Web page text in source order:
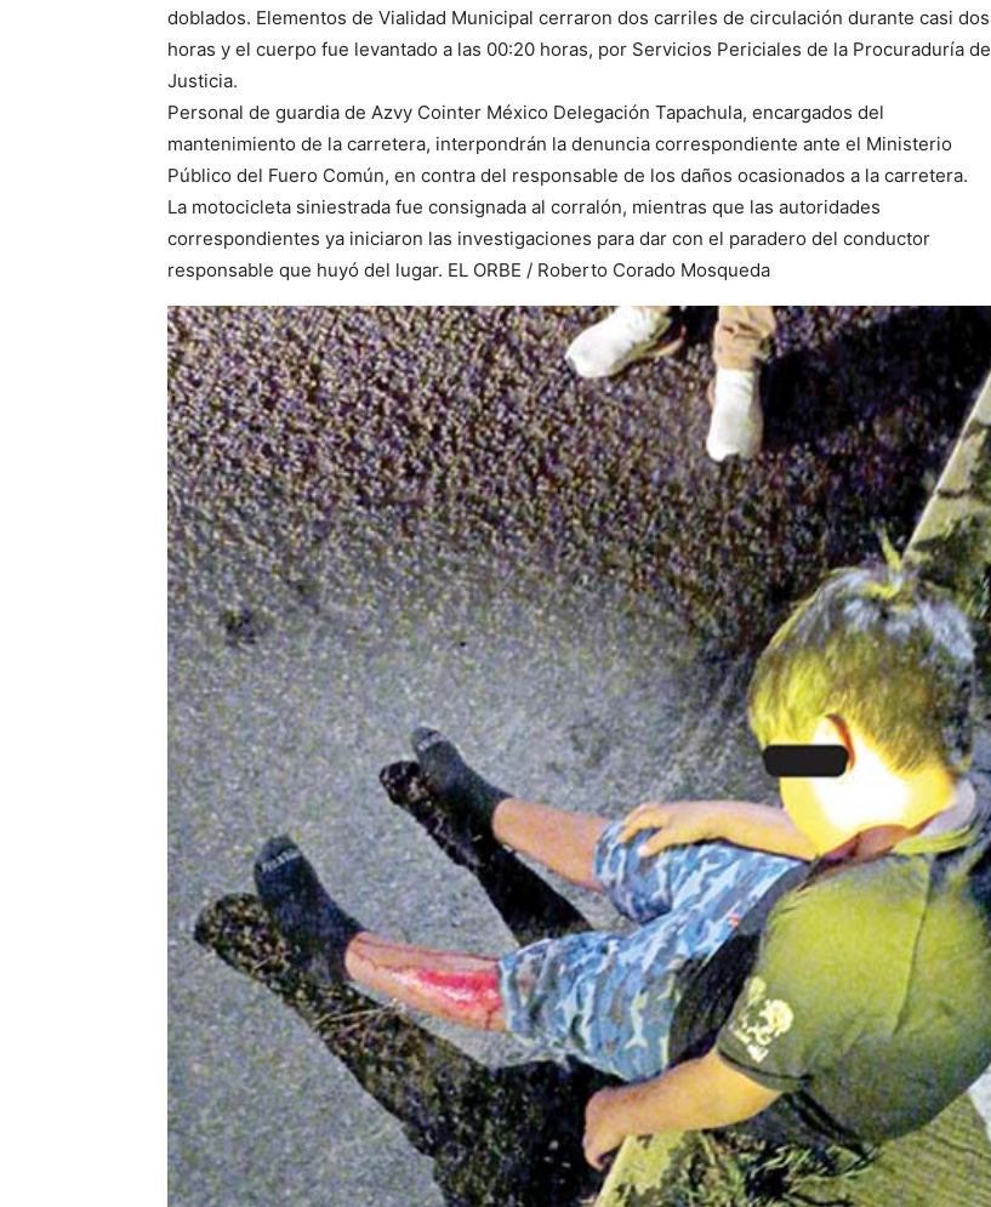
doblados. Elementos de Vialidad Municipal cerraron dos carriles de circulación durante casi dos
horas y el cuerpo fue levantado a las 00:20 horas, por Servicios Periciales de la Procuraduría de
Justicia.
Personal de guardia de Azvy Cointer México Delegación Tapachula, encargados del
mantenimiento de la carretera, interpondrán la denuncia correspondiente ante el Ministerio
Público del Fuero Común, en contra del responsable de los daños ocasionados a la carretera.
La motocicleta siniestrada fue consignada al corralón, mientras que las autoridades
correspondientes ya iniciaron las investigaciones para dar con el paradero del conductor
responsable que huyó del lugar. EL ORBE / Roberto Corado Mosqueda